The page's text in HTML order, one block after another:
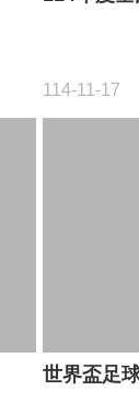
114-11-17
世界盃足